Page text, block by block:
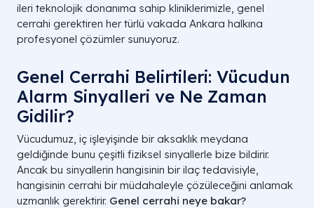
ileri teknolojik donanıma sahip kliniklerimizle, genel
cerrahi gerektiren her türlü vakada Ankara halkına
profesyonel çözümler sunuyoruz.
Genel Cerrahi Belirtileri: Vücudun
Alarm Sinyalleri ve Ne Zaman
Gidilir?
Vücudumuz, iç işleyişinde bir aksaklık meydana
geldiğinde bunu çeşitli fiziksel sinyallerle bize bildirir.
Ancak bu sinyallerin hangisinin bir ilaç tedavisiyle,
hangisinin cerrahi bir müdahaleyle çözüleceğini anlamak
uzmanlık gerektirir. Genel cerrahi neye bakar?